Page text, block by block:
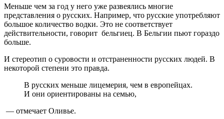
Меньше чем за год у него уже развеялись многие
представления о русских. Например, что русские употребляют
большое количество водки. Это не соответствует
действительности, говорит бельгиец. В Бельгии пьют гораздо
больше.
И стереотип о суровости и отстраненности русских людей. В
некоторой степени это правда.
В русских меньше лицемерия, чем в европейцах.
И они ориентированы на семью,
— отмечает Оливье.